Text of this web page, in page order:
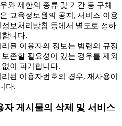
와 제한의 종류 및 기간 등 구체
교육정보원의 공지, 서비스 이용
정보처리방침 등에서 별도로 정하
합니다.
된 이용자의 정보는 법령의 규정
존할 필요성이 있는 경우를 제외
이 파기합니다.
된 이용자번호의 경우, 재사용이
다.
자 게시물의 삭제 및 서비스